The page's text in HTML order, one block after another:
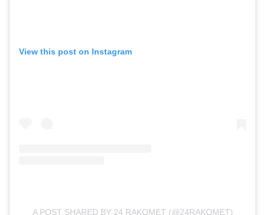
View this post on Instagram
A POST SHARED BY 24 RAKOMET (@24RAKOMET)